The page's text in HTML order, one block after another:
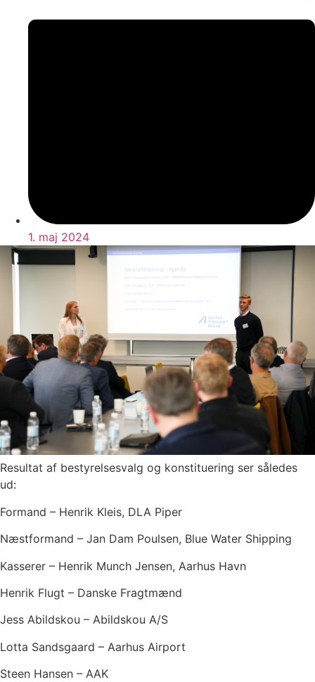
1. maj 2024
Resultat af bestyrelsesvalg og konstituering ser således
ud:
Formand – Henrik Kleis, DLA Piper
Næstformand – Jan Dam Poulsen, Blue Water Shipping
Kasserer – Henrik Munch Jensen, Aarhus Havn
Henrik Flugt – Danske Fragtmænd
Jess Abildskou – Abildskou A/S
Lotta Sandsgaard – Aarhus Airport
Steen Hansen – AAK